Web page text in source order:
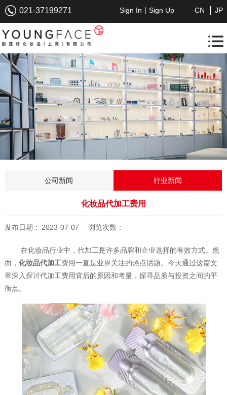
021-37199271 Sign In | Sign Up JP
CN
公司新闻 行业新闻
化妆品代加工费用
发布日期： 2023-07-07 浏览次数：
在化妆品行业中，代加工是许多品牌和企业选择的有效方式。然
而， 化妆品代加工费用一直是业界关注的热点话题。今天通过这篇文
章深入探讨代加工费用背后的原因和考量，探寻品质与投资之间的平
衡点。